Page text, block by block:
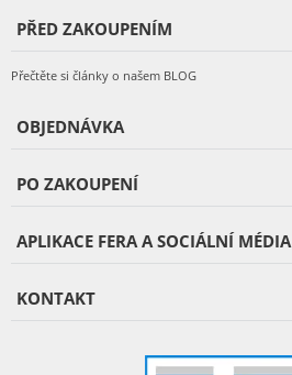
PŘED ZAKOUPENÍM
Přečtěte si články o našem BLOG
OBJEDNÁVKA
PO ZAKOUPENÍ
APLIKACE FERA A SOCIÁLNÍ MÉDIA
KONTAKT